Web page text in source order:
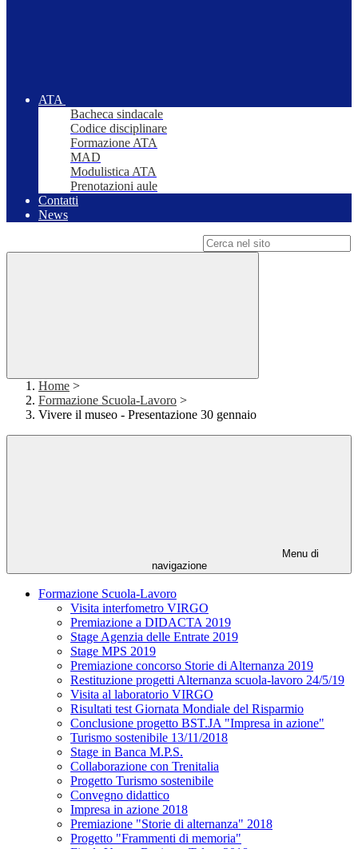
ATA
Bacheca sindacale
Codice disciplinare
Formazione ATA
MAD
Modulistica ATA
Prenotazioni aule
Contatti
News
Home >
Formazione Scuola-Lavoro >
Vivere il museo - Presentazione 30 gennaio
Menu di
navigazione
Formazione Scuola-Lavoro
Visita interfometro VIRGO
Premiazione a DIDACTA 2019
Stage Agenzia delle Entrate 2019
Stage MPS 2019
Premiazione concorso Storie di Alternanza 2019
Restituzione progetti Alternanza scuola-lavoro 24/5/19
Visita al laboratorio VIRGO
Risultati test Giornata Mondiale del Risparmio
Conclusione progetto BST.JA "Impresa in azione"
Turismo sostenibile 13/11/2018
Stage in Banca M.P.S.
Collaborazione con Trenitalia
Progetto Turismo sostenibile
Convegno didattico
Impresa in azione 2018
Premiazione "Storie di alternanza" 2018
Progetto "Frammenti di memoria"